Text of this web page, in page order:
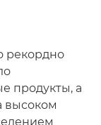
рекордно
продукты, а
высоком